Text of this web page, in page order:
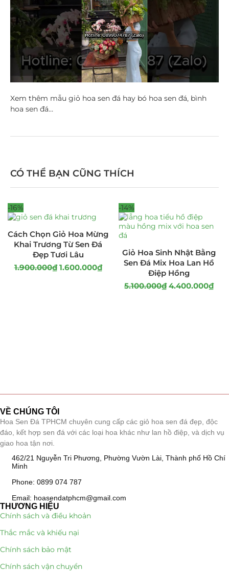
Xem thêm mẫu giỏ hoa sen đá hay bó hoa sen đá, bình
hoa sen đá…
CÓ THỂ BẠN CŨNG THÍCH
-16%
Cách Chọn Giỏ Hoa Mừng
Khai Trương Từ Sen Đá
Đẹp Tươi Lâu
1.900.000₫ 1.600.000₫
-14%
Giỏ Hoa Sinh Nhật Bằng
Sen Đá Mix Hoa Lan Hồ
Điệp Hồng
5.100.000₫ 4.400.000₫
VỀ CHÚNG TÔI
Hoa Sen Đá TPHCM chuyên cung cấp các giỏ hoa sen đá đẹp, độc
đáo, kết hợp sen đá với các loại hoa khác như lan hồ điệp, và dịch vụ
giao hoa tận nơi.
462/21 Nguyễn Tri Phương, Phường Vườn Lài, Thành phố Hồ Chí
Minh
Phone: 0899 074 787
Email: hoasendatphcm@gmail.com
THƯƠNG HIỆU
Chính sách và điều khoản
Thắc mắc và khiếu nại
Chính sách bảo mật
Chính sách vận chuyển